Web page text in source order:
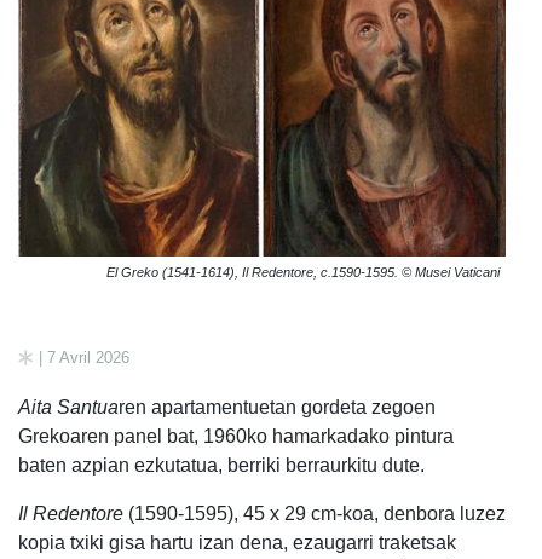
El Greko (1541-1614), Il Redentore, c.1590-1595. © Musei Vaticani
| 7 Avril 2026
Aita Santuaren apartamentuetan gordeta zegoen
Grekoaren panel bat, 1960ko hamarkadako pintura
baten azpian ezkutatua, berriki berraurkitu dute.
Il Redentore (1590-1595), 45 x 29 cm-koa, denbora luzez
kopia txiki gisa hartu izan dena, ezaugarri traketsak